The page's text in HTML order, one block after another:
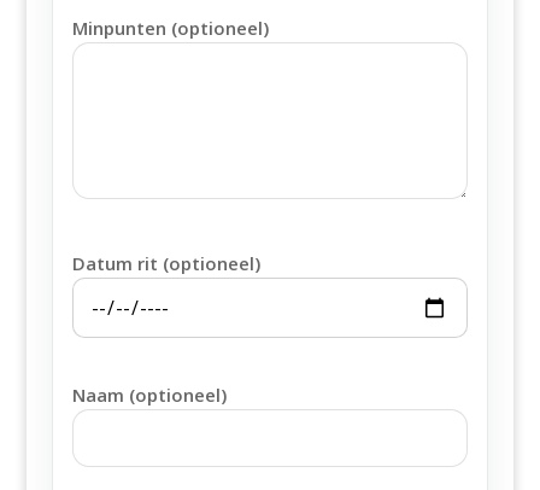
Minpunten (optioneel)
Datum rit (optioneel)
Naam (optioneel)